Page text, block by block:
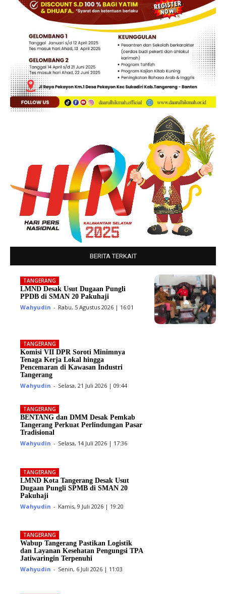
BERITA TERKAIT
TANGERANG
LMND Desak Usut Dugaan Pungli
PPDB di SMAN 20 Pakuhaji
Wahyudin - Rabu, 5 Agustus 2026 | 16:01
TANGERANG
Komisi VII DPR Soroti Minimnya
Tenaga Kerja Lokal hingga
Pencemaran di Kawasan Industri
Tangerang
Wahyudin - Selasa, 21 Juli 2026 | 09:44
TANGERANG
BENTANG dan DMM Desak Pemkab
Tangerang Perkuat Perlindungan Pasar
Tradisional
Wahyudin - Selasa, 14 Juli 2026 | 17:36
TANGERANG
LMND Kota Tangerang Desak Usut
Dugaan Pungli SPMB di SMAN 20
Pakuhaji
Wahyudin - Kamis, 9 Juli 2026 | 19:20
TANGERANG
Wabup Tangerang Pastikan Logistik
dan Layanan Kesehatan Pengungsi TPA
Jatiwaringin Terpenuhi
Wahyudin - Senin, 6 Juli 2026 | 11:03